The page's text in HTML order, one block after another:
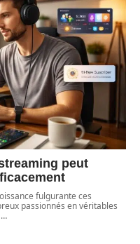
peut
fulgurante ces
passionnés en véritables
…